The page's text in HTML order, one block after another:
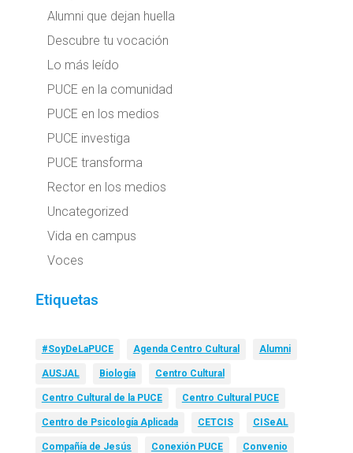
Alumni que dejan huella
Descubre tu vocación
Lo más leído
PUCE en la comunidad
PUCE en los medios
PUCE investiga
PUCE transforma
Rector en los medios
Uncategorized
Vida en campus
Voces
Etiquetas
#SoyDeLaPUCE Agenda Centro Cultural Alumni
AUSJAL Biología Centro Cultural
Centro Cultural de la PUCE Centro Cultural PUCE
Centro de Psicología Aplicada CETCIS CISeAL
Compañía de Jesús Conexión PUCE Convenio